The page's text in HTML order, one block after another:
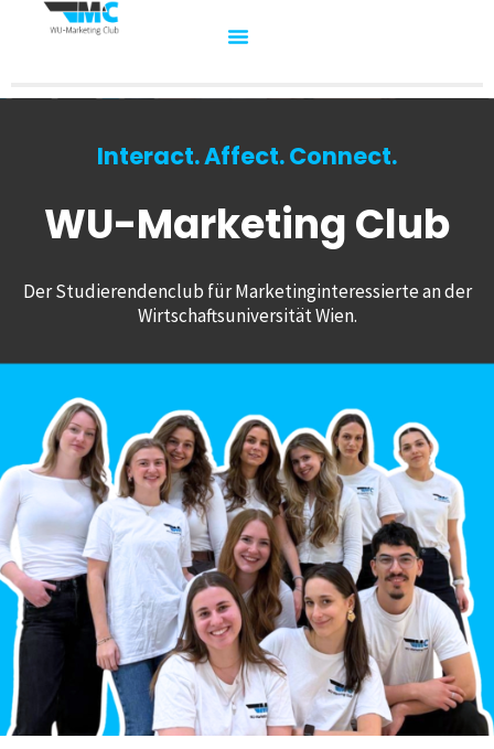
Interact. Affect. Connect.
WU-Marketing Club
Der Studierendenclub für Marketinginteressierte an der
Wirtschaftsuniversität Wien.